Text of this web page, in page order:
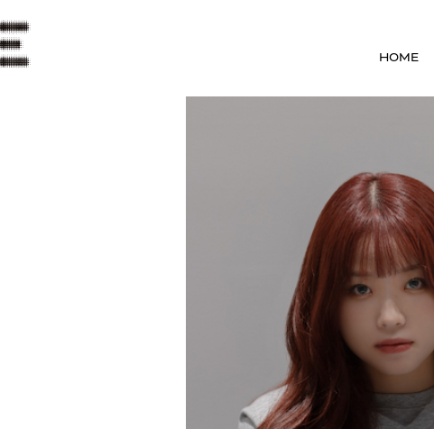
HOME